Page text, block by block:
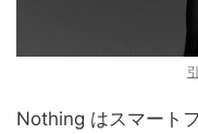
Nothing はスマート